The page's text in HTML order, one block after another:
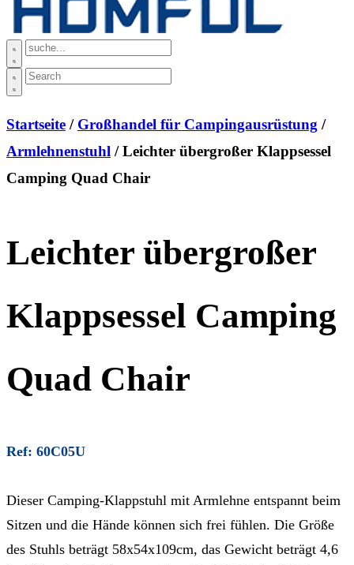
Startseite / Großhandel für Campingausrüstung /
Armlehnenstuhl / Leichter übergroßer Klappsessel
Camping Quad Chair
Leichter übergroßer
Klappsessel Camping
Quad Chair
Ref: 60C05U
Dieser Camping-Klappstuhl mit Armlehne entspannt beim
Sitzen und die Hände können sich frei fühlen. Die Größe
des Stuhls beträgt 58x54x109cm, das Gewicht beträgt 4,6